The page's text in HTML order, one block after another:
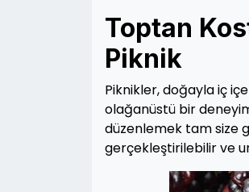
Toptan
Piknik
Piknikler, doğayla iç
olağanüstü bir
düzenlemek tam size
gerçekleştirilebilir ve